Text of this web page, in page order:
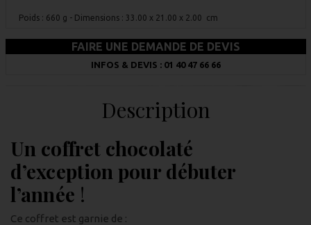
Poids : 660 g - Dimensions : 33.00 x 21.00 x 2.00 cm
FAIRE UNE DEMANDE DE DEVIS
INFOS & DEVIS : 01 40 47 66 66
Description
Un coffret chocolaté
d’exception pour débuter
l’année !
Ce coffret est garnie de :